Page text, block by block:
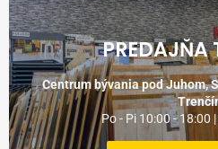
PREDAJŇA
Centrum bývania pod Juhom,
Po - Pi 10:00 - 18:00